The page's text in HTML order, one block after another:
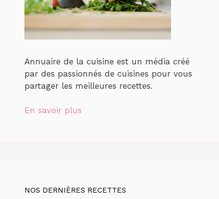
Annuaire de la cuisine est un média créé
par des passionnés de cuisines pour vous
partager les meilleures recettes.
En savoir plus
NOS DERNIÈRES RECETTES